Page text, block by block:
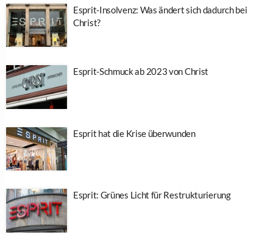
Esprit-Insolvenz: Was ändert sich dadurch bei
Christ?
Esprit-Schmuck ab 2023 von Christ
Esprit hat die Krise überwunden
Esprit: Grünes Licht für Restrukturierung